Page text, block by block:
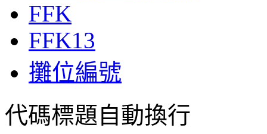
FFK
FFK13
攤位編號
代碼標題自動換行